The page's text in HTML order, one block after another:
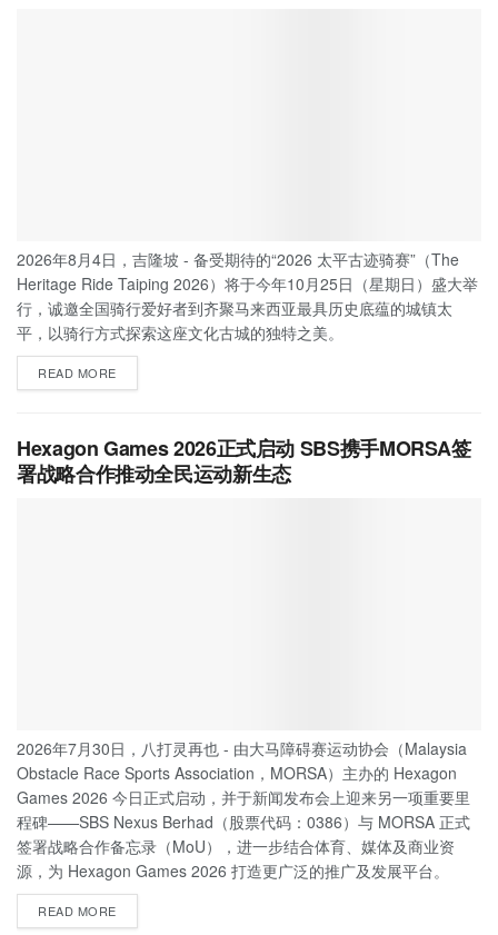
2026年8月4日，吉隆坡 - 备受期待的“2026 太平古迹骑赛”（The
Heritage Ride Taiping 2026）将于今年10月25日（星期日）盛大举
行，诚邀全国骑行爱好者到齐聚马来西亚最具历史底蕴的城镇太
平，以骑行方式探索这座文化古城的独特之美。
READ MORE
Hexagon Games 2026正式启动 SBS携手MORSA签
署战略合作推动全民运动新生态
2026年7月30日，八打灵再也 - 由大马障碍赛运动协会（Malaysia
Obstacle Race Sports Association，MORSA）主办的 Hexagon
Games 2026 今日正式启动，并于新闻发布会上迎来另一项重要里
程碑——SBS Nexus Berhad（股票代码：0386）与 MORSA 正式
签署战略合作备忘录（MoU），进一步结合体育、媒体及商业资
源，为 Hexagon Games 2026 打造更广泛的推广及发展平台。
READ MORE